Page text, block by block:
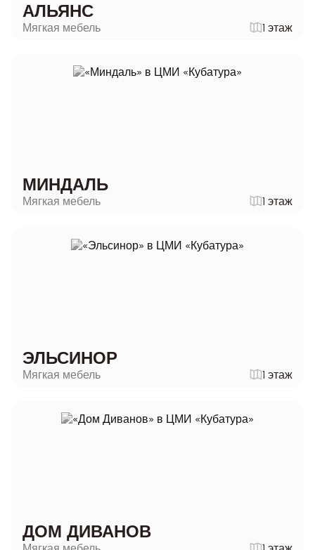
АЛЬЯНС
Мягкая мебель 1 этаж
МИНДАЛЬ
Мягкая мебель 1 этаж
ЭЛЬСИНОР
Мягкая мебель 1 этаж
ДОМ ДИВАНОВ